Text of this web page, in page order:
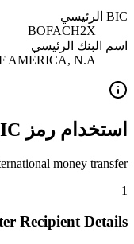
BIC الرئيسي
BOFACH2X
اسم البنك الرئيسي
AMERICA, N.A.
استخدام رمز SWIFT/BIC هذا
money transfer
1
Recipient Details